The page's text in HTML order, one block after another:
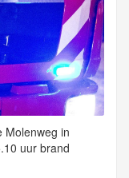
Molenweg in
uur brand